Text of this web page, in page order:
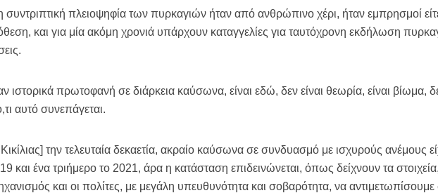
πλειοψηφία των πυρκαγιών ήταν από ανθρώπινο χέρι, ήταν εμπρησμοί
και για μία ακόμη χρονιά υπάρχουν καταγγελίες για ταυτόχρονη εκδήλωση
ιστορικά πρωτοφανή σε διάρκεια καύσωνα, είναι εδώ, δεν είναι θεωρία, είναι βίωμα,
αυτό συνεπάγεται.
την τελευταία δεκαετία, ακραίο καύσωνα σε συνδυασμό με ισχυρούς ανέμους
και ένα τριήμερο το 2021, άρα η κατάσταση επιδεινώνεται, όπως δείχνουν τα
και οι πολίτες, με μεγάλη υπευθυνότητα και σοβαρότητα, να αντιμετωπίσουμε